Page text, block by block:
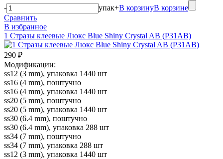
-
упак+В корзинуВ корзине
Сравнить
В избранное
1 Стразы клеевые Люкс Blue Shiny Crystal AB (P31AB)
290 ₽
Модификации:
ss12 (3 mm), упаковка 1440 шт
ss16 (4 mm), поштучно
ss16 (4 mm), упаковка 1440 шт
ss20 (5 mm), поштучно
ss20 (5 mm), упаковка 1440 шт
ss30 (6.4 mm), поштучно
ss30 (6.4 mm), упаковка 288 шт
ss34 (7 mm), поштучно
ss34 (7 mm), упаковка 288 шт
ss12 (3 mm), упаковка 1440 шт